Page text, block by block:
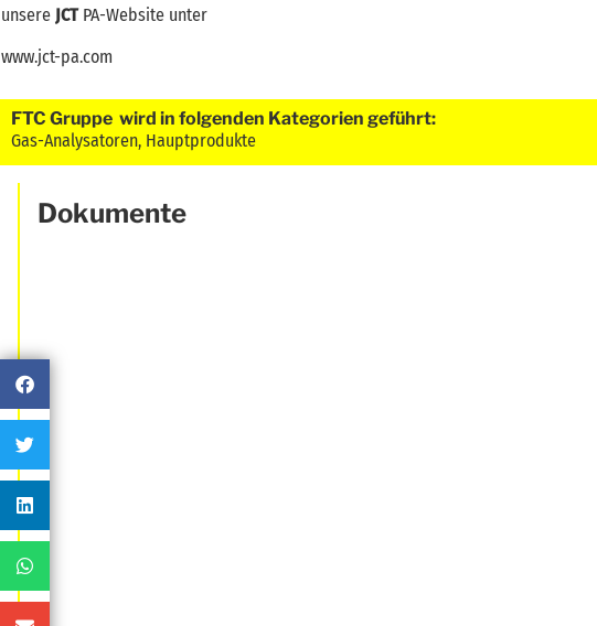
unsere JCTPA-Website unter
www.jct-pa.com
FTC Gruppe wird in folgenden Kategorien geführt:
Gas-Analysatoren, Hauptprodukte
Dokumente